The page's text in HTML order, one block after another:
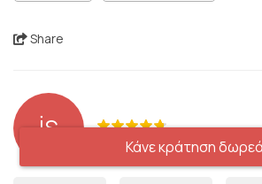
Share
İS Ημερομηνία κράτησης: 02/
Κάνε κράτηση